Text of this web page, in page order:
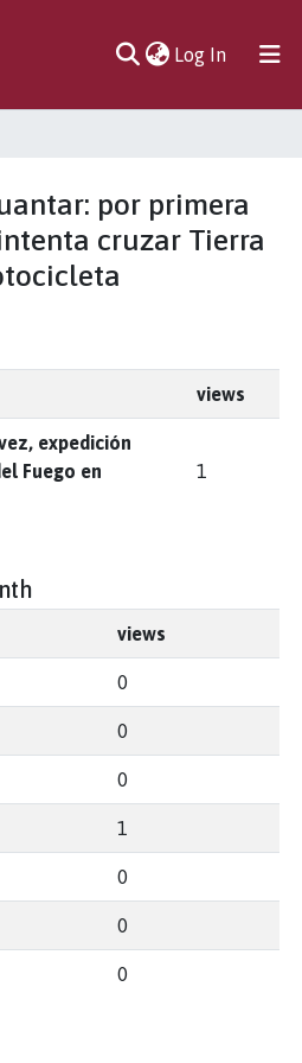
Log In(current)
por primera
cruzar Tierra
views
expedición
Fuego en
1
views
0
0
0
1
0
0
0